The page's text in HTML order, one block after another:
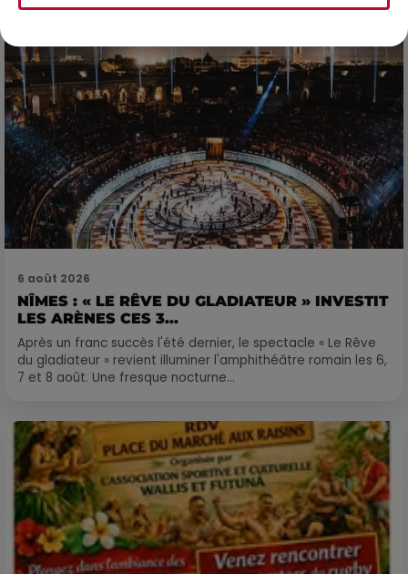
6 août 2026
NÎMES : « LE RÊVE DU GLADIATEUR » INVESTIT
LES ARÈNES CES 3...
Après un franc succès l'été dernier, le spectacle « Le Rêve
du gladiateur » revient illuminer l'amphithéâtre romain les 6,
7 et 8 août. Une fresque nocturne...